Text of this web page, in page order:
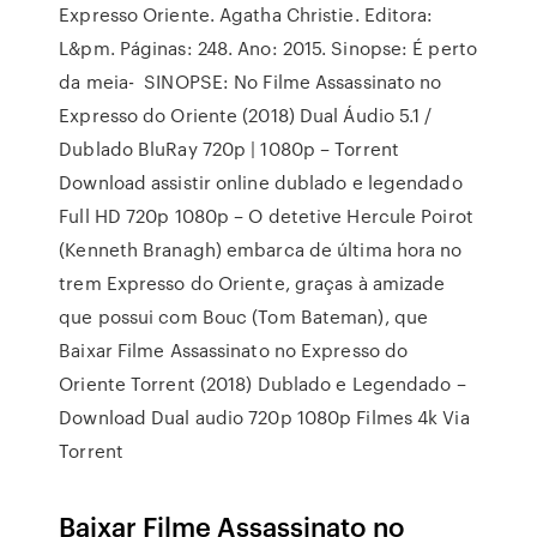
Expresso Oriente. Agatha Christie. Editora:
L&pm. Páginas: 248. Ano: 2015. Sinopse: É perto
da meia- SINOPSE: No Filme Assassinato no
Expresso do Oriente (2018) Dual Áudio 5.1 /
Dublado BluRay 720p | 1080p – Torrent
Download assistir online dublado e legendado
Full HD 720p 1080p – O detetive Hercule Poirot
(Kenneth Branagh) embarca de última hora no
trem Expresso do Oriente, graças à amizade
que possui com Bouc (Tom Bateman), que
Baixar Filme Assassinato no Expresso do
Oriente Torrent (2018) Dublado e Legendado –
Download Dual audio 720p 1080p Filmes 4k Via
Torrent
Baixar Filme Assassinato no